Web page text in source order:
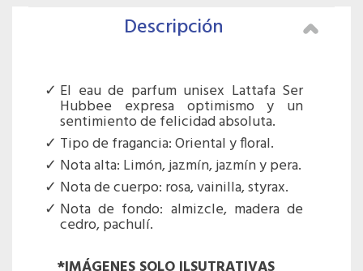
Descripción
El eau de parfum unisex Lattafa Ser
Hubbee expresa optimismo y un
sentimiento de felicidad absoluta.
Tipo de fragancia: Oriental y floral.
Nota alta: Limón, jazmín, jazmín y pera.
Nota de cuerpo: rosa, vainilla, styrax.
Nota de fondo: almizcle, madera de
cedro, pachulí.